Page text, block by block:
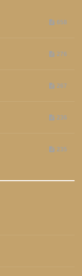
658
276
267
236
235